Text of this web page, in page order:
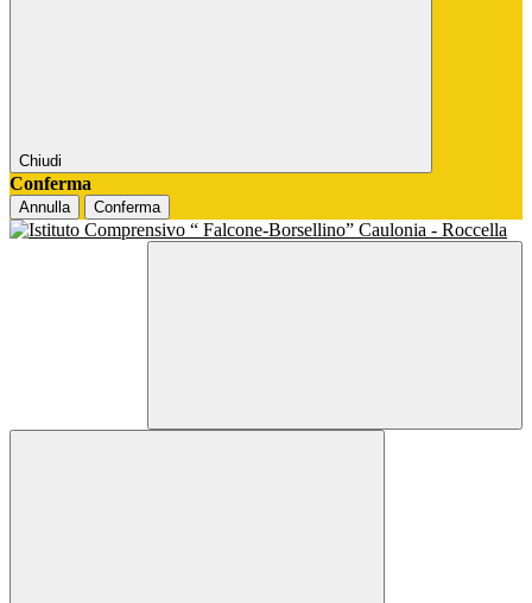
Chiudi
Conferma
Annulla Conferma